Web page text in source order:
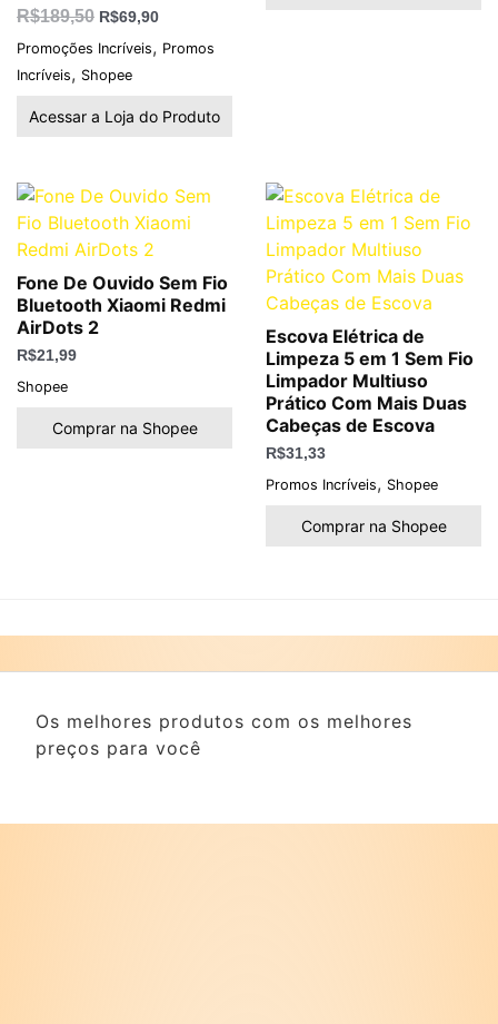
R$189,50 R$69,90
Promoções Incríveis, Promos
Incríveis, Shopee
Acessar a Loja do Produto
Fone De Ouvido Sem Fio
Bluetooth Xiaomi Redmi
AirDots 2
R$21,99
Shopee
Comprar na Shopee
Escova Elétrica de
Limpeza 5 em 1 Sem Fio
Limpador Multiuso
Prático Com Mais Duas
Cabeças de Escova
R$31,33
Promos Incríveis, Shopee
Comprar na Shopee
Os melhores produtos com os melhores
preços para você